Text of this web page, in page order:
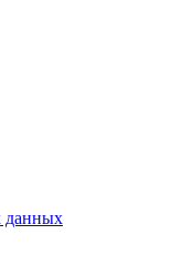
данных